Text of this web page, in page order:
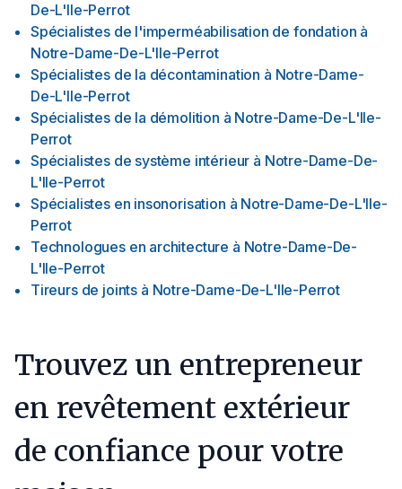
De-L'Ile-Perrot
Spécialistes de l'imperméabilisation de fondation à
Notre-Dame-De-L'Ile-Perrot
Spécialistes de la décontamination à Notre-Dame-
De-L'Ile-Perrot
Spécialistes de la démolition à Notre-Dame-De-L'Ile-
Perrot
Spécialistes de système intérieur à Notre-Dame-De-
L'Ile-Perrot
Spécialistes en insonorisation à Notre-Dame-De-L'Ile-
Perrot
Technologues en architecture à Notre-Dame-De-
L'Ile-Perrot
Tireurs de joints à Notre-Dame-De-L'Ile-Perrot
Trouvez un entrepreneur
en revêtement extérieur
de confiance pour votre